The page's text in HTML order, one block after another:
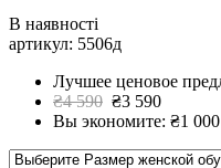
В наявності
артикул: 5506д
Лучшее ценовое
₴4 590 ₴3 590
Вы экономите: ₴1